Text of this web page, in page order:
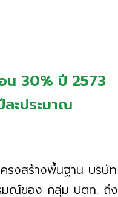
น 30% ปี 2573
ะประมาณ
รงสร้างพื้นฐาน บริษัท
รมณ์ของ กลุ่ม ปตท. ถึง